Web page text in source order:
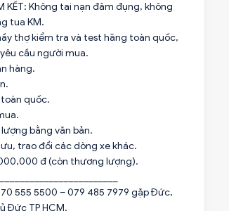
KẾT: Không tai nạn đâm đụng, không
tua KM.
thợ kiểm tra và test hãng toàn quốc,
cầu người mua.
hàng.
quốc.
bằng văn bản.
trao đổi các dòng xe khác.
đ (còn thương lượng).
555 5500 – 079 485 7979 gặp Đức,